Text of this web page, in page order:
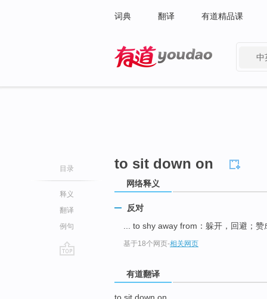
词典 翻译 有道精品课
中
目录
释义
翻译
例句
to sit down on
网络释义
反对
... to shy away from：躲开，回避；
基于18个网页-相关网页
有道翻译